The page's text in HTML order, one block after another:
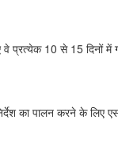
वे प्रत्येक 10 से 15 दिनों में
का पालन करने के लिए